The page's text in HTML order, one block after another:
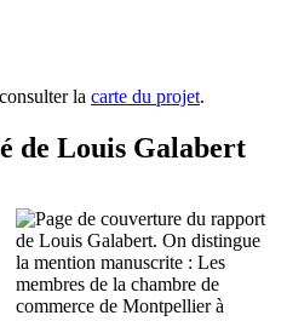
la carte du projet.
de Louis Galabert